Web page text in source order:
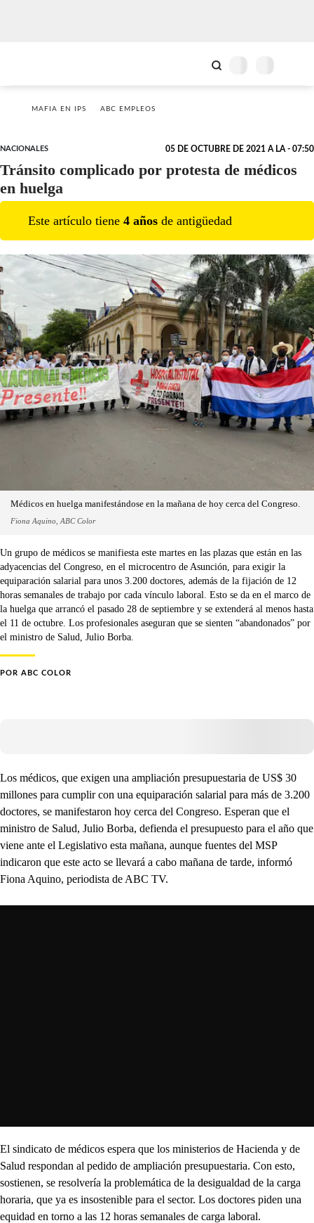
MAFIA EN IPS ABC EMPLEOS
NACIONALES 05 DE OCTUBRE DE 2021 A LA - 07:50
Tránsito complicado por protesta de médicos
en huelga
Este artículo tiene 4 años de antigüedad
Médicos en huelga manifestándose en la mañana de hoy cerca del Congreso.
Fiona Aquino, ABC Color
Un grupo de médicos se manifiesta este martes en las plazas que están en las
adyacencias del Congreso, en el microcentro de Asunción, para exigir la
equiparación salarial para unos 3.200 doctores, además de la fijación de 12
horas semanales de trabajo por cada vínculo laboral. Esto se da en el marco de
la huelga que arrancó el pasado 28 de septiembre y se extenderá al menos hasta
el 11 de octubre. Los profesionales aseguran que se sienten “abandonados” por
el ministro de Salud, Julio Borba.
POR ABC COLOR
Los médicos, que exigen una ampliación presupuestaria de US$ 30
millones para cumplir con una equiparación salarial para más de 3.200
doctores, se manifestaron hoy cerca del Congreso. Esperan que el
ministro de Salud, Julio Borba, defienda el presupuesto para el año que
viene ante el Legislativo esta mañana, aunque fuentes del MSP
indicaron que este acto se llevará a cabo mañana de tarde, informó
Fiona Aquino, periodista de ABC TV.
El sindicato de médicos espera que los ministerios de Hacienda y de
Salud respondan al pedido de ampliación presupuestaria. Con esto,
sostienen, se resolvería la problemática de la desigualdad de la carga
horaria, que ya es insostenible para el sector. Los doctores piden una
equidad en torno a las 12 horas semanales de carga laboral.